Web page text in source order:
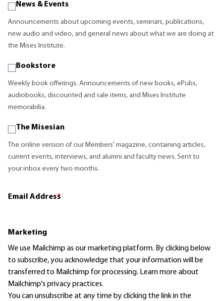
News & Events
Announcements about upcoming events, seminars, publications,
new audio and video, and general news about what we are doing at
the Mises Institute.
Bookstore
Weekly book offerings. Announcements of new books, ePubs,
audiobooks, discounted and sale items, and Mises Institute
memorabilia.
The Misesian
The online version of our Members' magazine, containing articles,
current events, interviews, and alumni and faculty news. Sent to
your inbox every two months.
Email Address
*
Marketing
We use Mailchimp as our marketing platform. By clicking below
to subscribe, you acknowledge that your information will be
transferred to Mailchimp for processing. Learn moreabout
Mailchimp's privacy practices.
You can unsubscribe at any time by clicking the link in the